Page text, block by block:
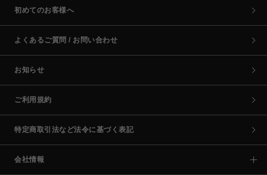
初めてのお客様へ
よくあるご質問 / お問い合わせ
お知らせ
ご利用規約
特定商取引法など法令に基づく表記
会社情報